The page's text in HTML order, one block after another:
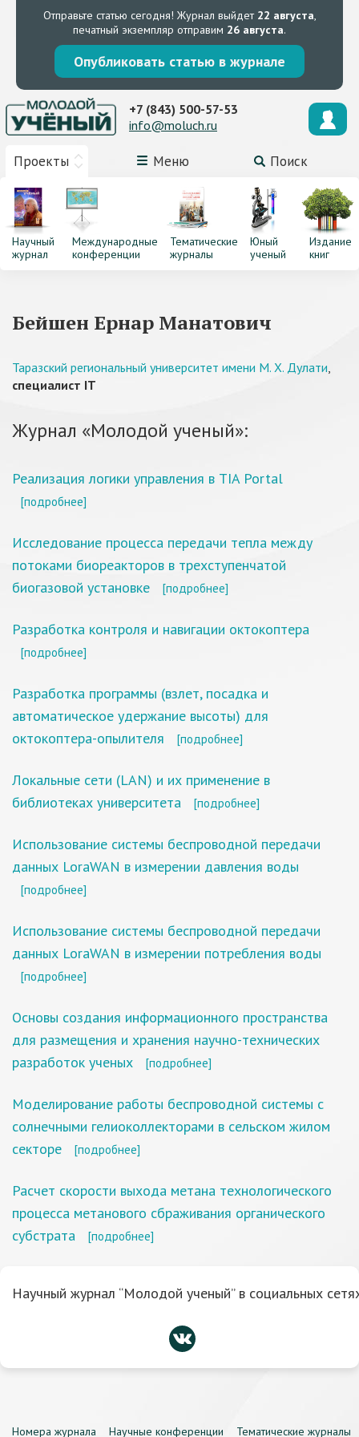
Отправьте статью сегодня! Журнал выйдет 22 августа,
печатный экземпляр отправим 26 августа.
Опубликовать статью в журнале
Проекты Меню Поиск
+7 (843) 500-57-53
info@moluch.ru
Научный
журнал
Международные
конференции
Тематические
журналы
Юный
ученый
Издание
книг
Бейшен Ернар Манатович
Таразский региональный университет имени М. Х. Дулати,
специалист IT
Журнал «Молодой ученый»:
Реализация логики управления в TIA Portal
[подробнее]
Исследование процесса передачи тепла между
потоками биореакторов в трехступенчатой
биогазовой установке
[подробнее]
Разработка контроля и навигации октокоптера
[подробнее]
Разработка программы (взлет, посадка и
автоматическое удержание высоты) для
октокоптера-опылителя
[подробнее]
Локальные сети (LAN) и их применение в
библиотеках университета
[подробнее]
Использование системы беспроводной передачи
данных LoraWAN в измерении давления воды
[подробнее]
Использование системы беспроводной передачи
данных LoraWAN в измерении потребления воды
[подробнее]
Основы создания информационного пространства
для размещения и хранения научно-технических
разработок ученых
[подробнее]
Моделирование работы беспроводной системы с
солнечными гелиоколлекторами в сельском жилом
секторе
[подробнее]
Расчет скорости выхода метана технологического
процесса метанового сбраживания органического
субстрата
[подробнее]
Научный журнал “Молодой ученый” в социальных
Номера журнала Научные конференции Тематические журналы